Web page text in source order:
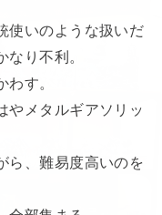
使いのような扱いだ
り不利。
す。
やメタルギアソリッ
ら、難易度高いのを